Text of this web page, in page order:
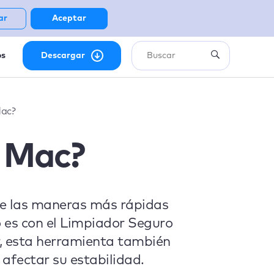
Descargar
las maneras más rápidas
con el Limpiador Seguro
esta herramienta también
su estabilidad.
Aceptar